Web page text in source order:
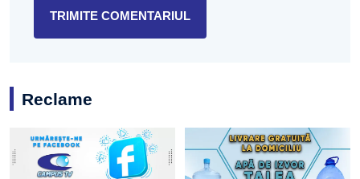
Reclame